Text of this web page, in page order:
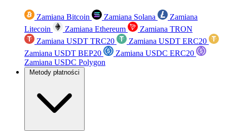
Zamiana Bitcoin Zamiana Solana
Zamiana
Litecoin
Zamiana Ethereum
Zamiana TRON
Zamiana USDT TRC20
Zamiana USDT ERC20
Zamiana USDT BEP20
Zamiana USDC ERC20
Zamiana USDC Polygon
Metody płatności